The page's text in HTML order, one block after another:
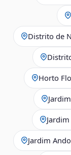
Distrito de
Horto
Jardim